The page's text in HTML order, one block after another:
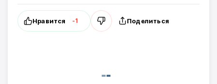
Нравится -1 Поделиться